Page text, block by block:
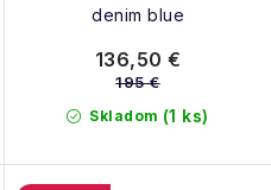
denim blue
Skladom (1 ks)
136,50 €
195 €